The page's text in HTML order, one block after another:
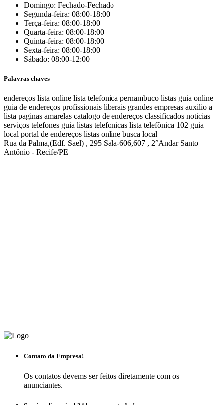
Domingo: Fechado-Fechado
Segunda-feira: 08:00-18:00
Terça-feira: 08:00-18:00
Quarta-feira: 08:00-18:00
Quinta-feira: 08:00-18:00
Sexta-feira: 08:00-18:00
Sábado: 08:00-12:00
Palavras chaves
endereços lista online lista telefonica pernambuco listas guia online
guia de endereços profissionais liberais grandes empresas auxilio a
lista paginas amarelas catalogo de endereços classificados noticias
serviços telefones guia listas telefonicas lista telefônica 102 guia
local portal de endereços listas online busca local
Rua da Palma,(Edf. Sael) , 295 Sala-606,607 , 2°Andar Santo
Antônio - Recife/PE
Contato da Empresa!
Os contatos devems ser feitos diretamente com os
anunciantes.